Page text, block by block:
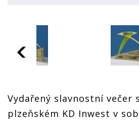
Vydařený slavnostní večer
plzeňském KD Inwest v